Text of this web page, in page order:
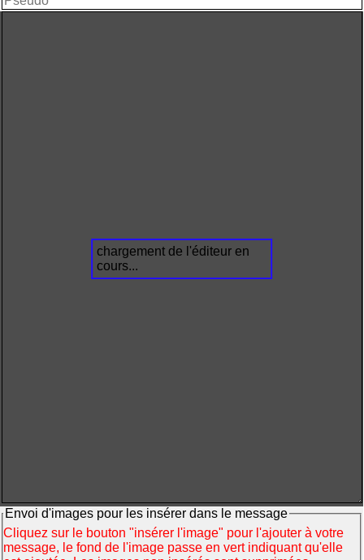
chargement de l'éditeur en
cours...
Envoi d'images pour les insérer dans le message
Cliquez sur le bouton "insérer l'image" pour l'ajouter à votre
message, le fond de l'image passe en vert indiquant qu'elle